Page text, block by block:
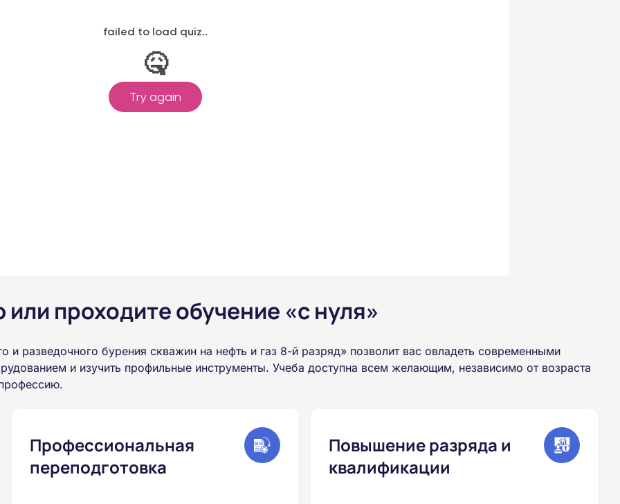
проходите обучение «с нуля»
и разведочного бурения скважин на нефть и газ 8-й разряд» позволит вас овладеть современными
и изучить профильные инструменты. Учеба доступна всем желающим, независимо от возраста
Профессиональная
переподготовка
Повышение разряда и
квалификации